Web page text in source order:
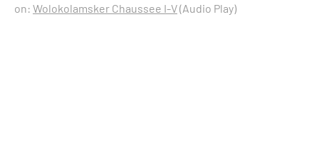
on: Wolokolamsker Chaussee I-V(Audio Play)